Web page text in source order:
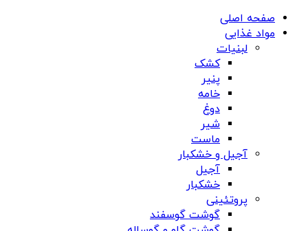
صفحه اصلی
مواد غذایی
لبنیات
کشک
پنیر
خامه
دوغ
شیر
ماست
آجیل و خشکبار
آجیل
خشکبار
پروتئینی
گوشت گوسفند